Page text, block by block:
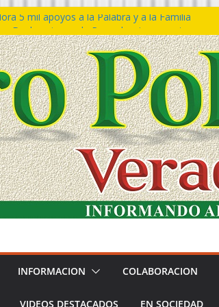
5 mil apoyos a la Palabra y a la Familia
Declaraciones de Procedencia en contra
𝙂𝙤𝙗𝙞𝙚𝙧𝙣𝙤 𝙙𝙚𝙡 𝙀𝙨𝙩𝙖𝙙𝙤 𝙖 𝙙𝙞𝙨𝙛𝙧𝙪𝙩𝙖𝙧
𝙙𝙚𝙡 𝙈𝙖𝙧 𝙚𝙣 𝘾𝙤𝙖𝙩𝙯𝙖𝙘𝙤𝙖𝙡𝙘𝙤𝙨
de policías con vocación de servicio y
SSP
rechaza acusaciones y asegura que
solicitud de desafuero
INFORMACION COLABORACION
VIDEOS DESTACADOS EN SOCIEDAD